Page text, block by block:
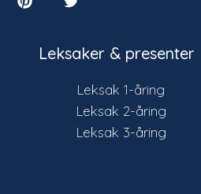
Leksaker & presenter
Leksak 1-åring
Leksak 2-åring
Leksak 3-åring